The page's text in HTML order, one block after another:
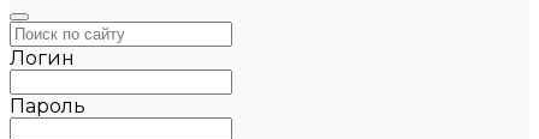
Логин
Пароль